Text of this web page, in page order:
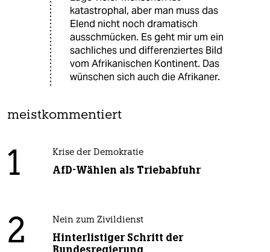
katastrophal, aber man muss das
Elend nicht noch dramatisch
ausschmücken. Es geht mir um ein
sachliches und differenziertes Bild
vom Afrikanischen Kontinent. Das
wünschen sich auch die Afrikaner.
meistkommentiert
1 Krise der Demokratie
AfD-Wählen als Triebabfuhr
2 Nein zum Zivildienst
Hinterlistiger Schritt der